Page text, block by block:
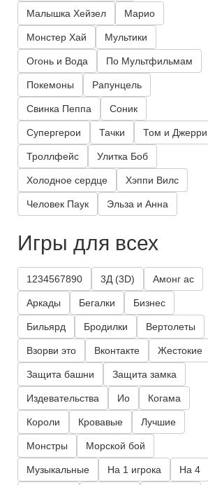
Малышка Хейзел Марио
Монстер Хай Мультики
Огонь и Вода По Мультфильмам
Покемоны Рапунцель
Свинка Пеппа Соник
Супергерои Тачки Том и Джерри
Троллфейс Улитка Боб
Холодное сердце Хэппи Вилс
Человек Паук Эльза и Анна
Игры для всех
1234567890 3Д (3D) Амонг ас
Аркады Бегалки Бизнес
Бильярд Бродилки Вертолеты
Взорви это Вконтакте Жестокие
Защита башни Защита замка
Издевательства Ио Когама
Короли Кровавые Лучшие
Монстры Морской бой
Музыкальные На 1 игрока На 4